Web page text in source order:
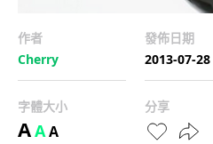
作者
Cherry
發佈日期
2013-07-28
字體大小
AAA
分享